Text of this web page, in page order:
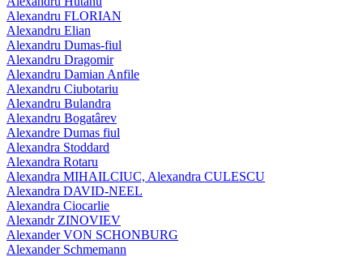
Alexandru FLORIAN
Alexandru Elian
Alexandru Dumas-fiul
Alexandru Dragomir
Alexandru Damian Anfile
Alexandru Ciubotariu
Alexandru Bulandra
Alexandru Bogatârev
Alexandre Dumas fiul
Alexandra Stoddard
Alexandra Rotaru
Alexandra MIHAILCIUC, Alexandra CULESCU
Alexandra DAVID-NEEL
Alexandra Ciocarlie
Alexandr ZINOVIEV
Alexander VON SCHONBURG
Alexander Schmemann